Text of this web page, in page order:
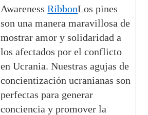
AwarenessRibbonLos pines
son una manera maravillosa de
mostrar amor y solidaridad a
los afectados por el conflicto
en Ucrania. Nuestras agujas de
concientización ucranianas son
perfectas para generar
conciencia y promover la